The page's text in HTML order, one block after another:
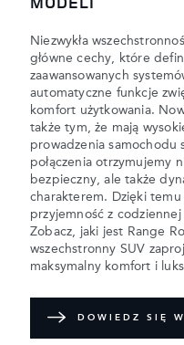
Niezwykła
główne cechy, które
zaawansowanych
automatyczne funkcje
komfort użytkowania.
także tym, że mają
prowadzenia
połączenia otrzymujemy
bezpieczny, ale także
charakterem. Dzięki
przyjemność z
Zobacz, jaki jest Range
wszechstronny SUV
maksymalny komfort i
DOWIEDZ SIĘ